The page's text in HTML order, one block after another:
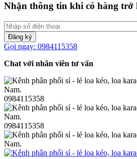
Nhận thông tin khi có hàng trở
Đăng ký
Gọi ngay: 0984115358
Chat với nhân viên tư vấn
0984115358
0984115358